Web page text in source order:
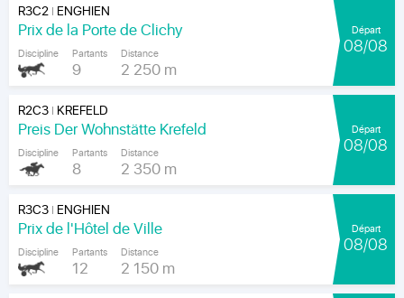
R3C2| ENGHIEN
Prix de la Porte de Clichy
Discipline Partants
9
Distance
2 250 m
Départ
08/08
R2C3| KREFELD
Preis Der Wohnstätte Krefeld
Discipline Partants
8
Distance
2 350 m
Départ
08/08
R3C3| ENGHIEN
Prix de l'Hôtel de Ville
Discipline Partants
12
Distance
2 150 m
Départ
08/08